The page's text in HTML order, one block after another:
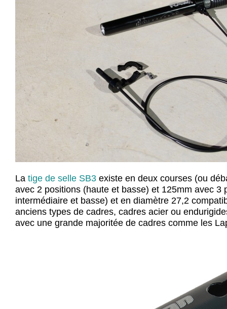
La tige de selle SB3 existe en deux courses (ou
avec 2 positions (haute et basse) et 125mm avec 3
intermédiaire et basse) et en diamètre 27,2
anciens types de cadres, cadres acier ou
avec une grande majoritée de cadres comme les